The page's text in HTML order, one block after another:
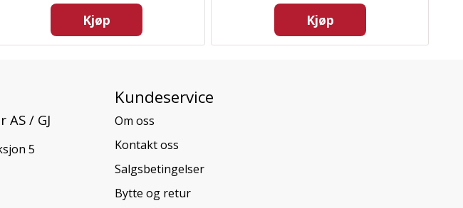
Kjøp
Kjøp
/ GJ
5
Kundeservice
Om oss
Kontakt oss
Salgsbetingelser
Bytte og retur